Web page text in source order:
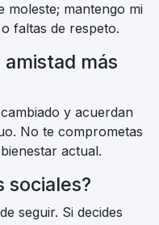
moleste; mantengo mi
faltas de respeto.
más
y acuerdan
No te comprometas
actual.
sociales?
seguir. Si decides